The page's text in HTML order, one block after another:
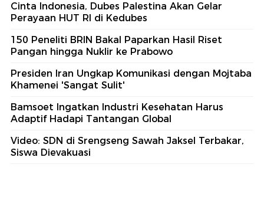
Cinta Indonesia, Dubes Palestina Akan Gelar
Perayaan HUT RI di Kedubes
150 Peneliti BRIN Bakal Paparkan Hasil Riset
Pangan hingga Nuklir ke Prabowo
Presiden Iran Ungkap Komunikasi dengan Mojtaba
Khamenei 'Sangat Sulit'
Bamsoet Ingatkan Industri Kesehatan Harus
Adaptif Hadapi Tantangan Global
Video: SDN di Srengseng Sawah Jaksel Terbakar,
Siswa Dievakuasi